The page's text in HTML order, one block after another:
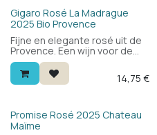
Bio
Gigaro Rosé La Madrague
2025 Bio Provence
Fijne en elegante rosé uit de
Provence. Een wijn voor de
gezellige momenten in de
zon. Saint Tropez in je glas.
14,75 €
Promise Rosé 2025 Chateau
Maïme